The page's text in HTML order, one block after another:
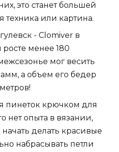
это станет большей
техника или картина.
- Clomiver в
менее 180
мог весить
а объем его бедер
пинеток крючком для
нет опыта в вязании,
начать делать красивые
набрасывать петли